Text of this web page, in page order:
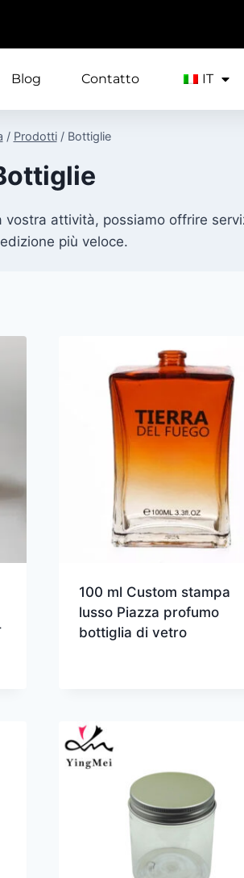
Blog Contatto IT
/ Prodotti / Bottiglie
attività, possiamo offrire
più veloce.
100 ml Custom stampa
lusso Piazza profumo
bottiglia di vetro